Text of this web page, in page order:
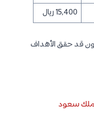
15,400 ريال
قد حقق الأهداف
سعود